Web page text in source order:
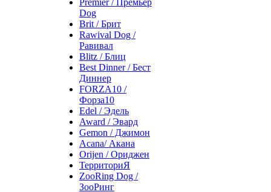
Premier / Премьер
Dog
Brit / Брит
Rawival Dog /
Равивал
Blitz / Блиц
Best Dinner / Бест
Диннер
FORZA10 /
Форза10
Edel / Эдель
Award / Эвард
Gemon / Джимон
Acana/ Акана
Orijen / Ориджен
ТерриториЯ
ZooRing Dog /
ЗооРинг